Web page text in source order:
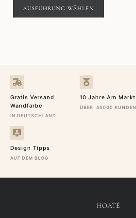
bis
234,00€
AUSFÜHRUNG WÄHLEN
Gratis Versand
Wandfarbe
IN DEUTSCHLAND
10 Jahre Am Markt
ÜBER 40000 KUNDEN
Design Tipps
AUF DEM BLOG
HOATÉ